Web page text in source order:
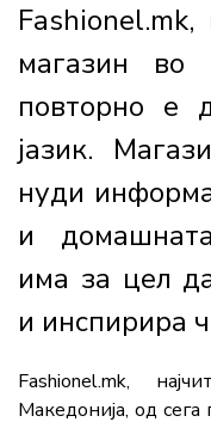
магазин во
повторно е
јазик.
нуди
и
има за цел
и инспирира
Fashionel.mk,
Македонија, од